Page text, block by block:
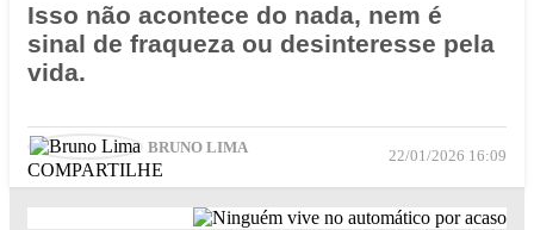
Isso não acontece do nada, nem é
sinal de fraqueza ou desinteresse pela
vida.
BRUNO LIMA 22/01/2026 16:09
COMPARTILHE